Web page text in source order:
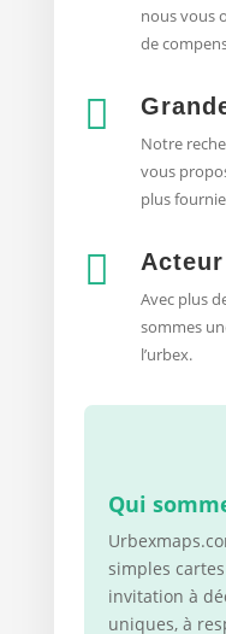
nous vous
de

Notre
vous
plus

Avec plus
sommes
l’urbex.
Qui
simples cartes
invitation à
uniques, à